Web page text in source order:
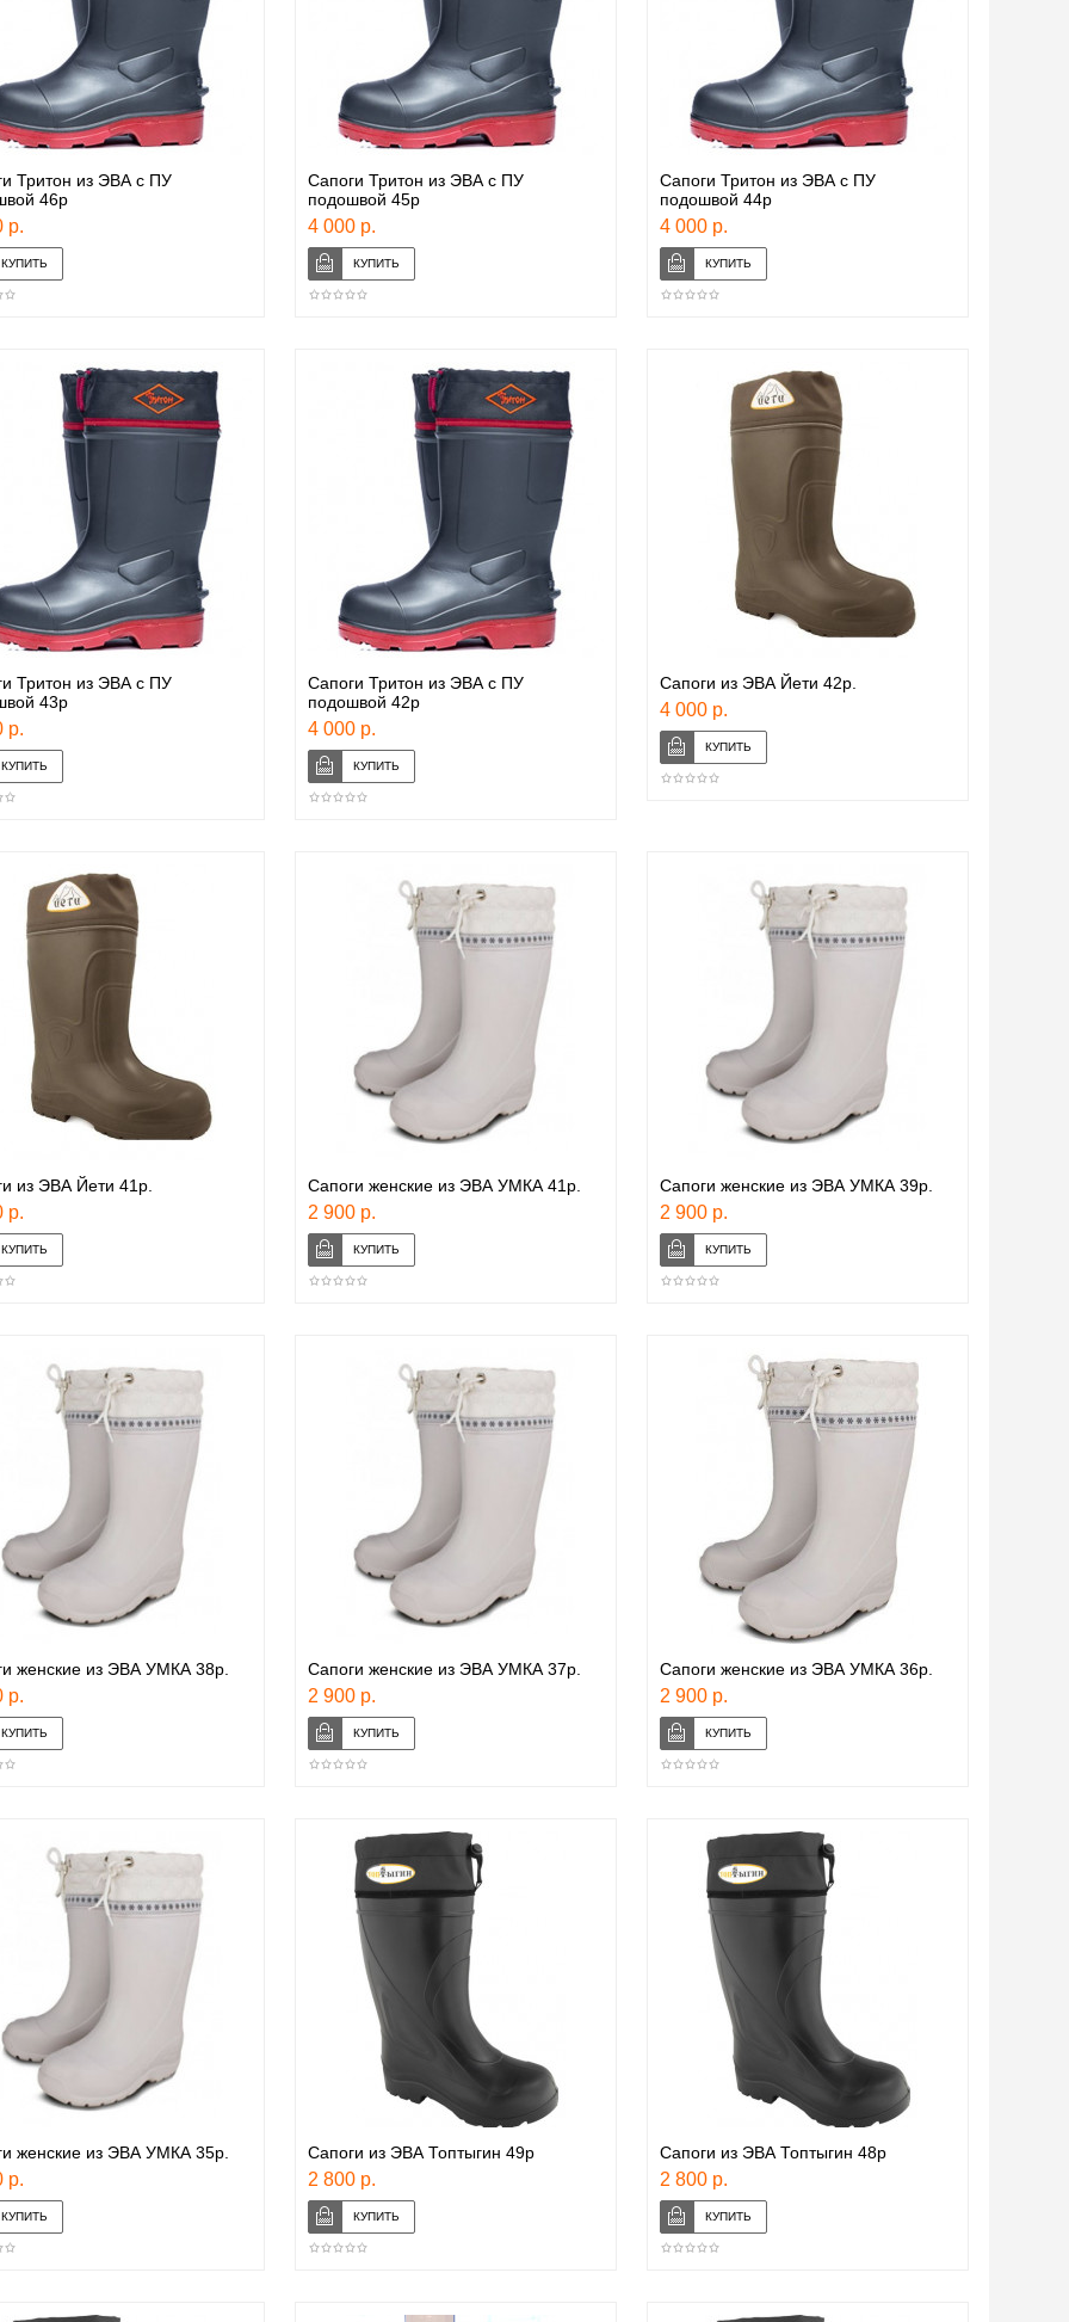
Тритон из ЭВА с ПУ
46р
р.
Сапоги Тритон из ЭВА с ПУ
подошвой 45р
4 000 р.
Сапоги Тритон из ЭВА с ПУ
подошвой 44р
4 000 р.
Тритон из ЭВА с ПУ
43р
р.
Сапоги Тритон из ЭВА с ПУ
подошвой 42р
4 000 р.
Сапоги из ЭВА Йети 42р.
4 000 р.
из ЭВА Йети 41р.
р.
Сапоги женские из ЭВА УМКА 41р.
2 900 р.
Сапоги женские из ЭВА УМКА 39р.
2 900 р.
женские из ЭВА УМКА 38р.
р.
Сапоги женские из ЭВА УМКА 37р.
2 900 р.
Сапоги женские из ЭВА УМКА 36р.
2 900 р.
женские из ЭВА УМКА 35р.
р.
Сапоги из ЭВА Топтыгин 49р
2 800 р.
Сапоги из ЭВА Топтыгин 48р
2 800 р.